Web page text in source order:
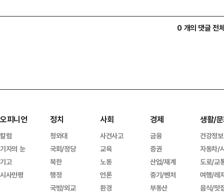
0 개의 댓글 전
오피니언
칼럼
기자의 눈
기고
시사만평
정치
청와대
국회/정당
북한
행정
국방/외교
사회
사건사고
교육
노동
언론
환경
경제
금융
증권
산업/재계
중기/벤처
부동산
생활/
건강정보
자동차/
도로/교
여행/레
음식/맛